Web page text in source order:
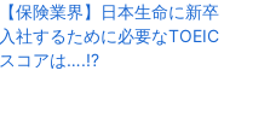
【保険業界】日本生命に新卒
入社するために必要なTOEIC
スコアは….!?